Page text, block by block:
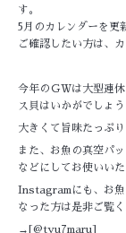
す。
5月のカレンダーを更
ご確認したい方は、
今年のＧＷは大型連
ス貝はいかがでしょ
大きくて旨味たっぷ
また、お魚の真空パ
などにしてお使いいた
Instagramにも、お魚
なった方は是非ご覧
→[@tyu7maru]